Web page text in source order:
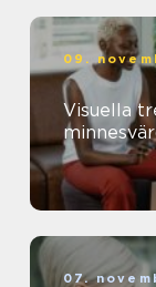
09.
Visuella
07.